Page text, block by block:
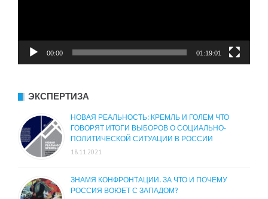
00:00 01:19:01
ЭКСПЕРТИЗА
НОВАЯ РЕАЛЬНОСТЬ: КРЕМЛЬ И ГОЛЕМ ЧТО
ГОВОРЯТ ИТОГИ ВЫБОРОВ О СОЦИАЛЬНО-
ПОЛИТИЧЕСКОЙ СИТУАЦИИ В РОССИИ
18.11.2021
ЗНАМЯ КОНФРОНТАЦИИ. ЗА ЧТО И ПОЧЕМУ
РОССИЯ ВОЮЕТ С ЗАПАДОМ?